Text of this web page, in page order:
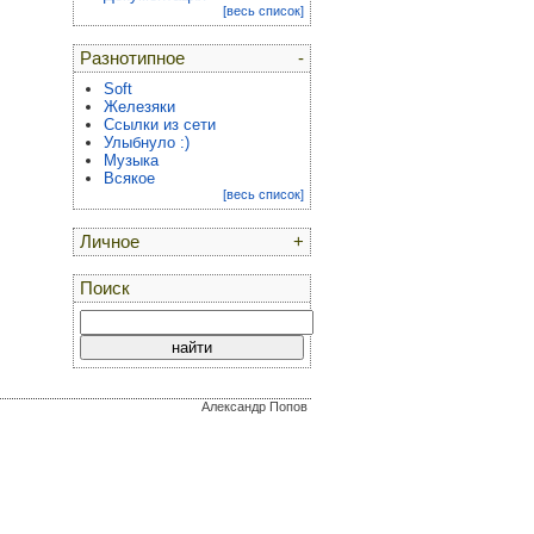
[весь список]
-
Разнотипное
Soft
Железяки
Ссылки из сети
Улыбнуло :)
Музыка
Всякое
[весь список]
+
Личное
Поиск
Александр Попов